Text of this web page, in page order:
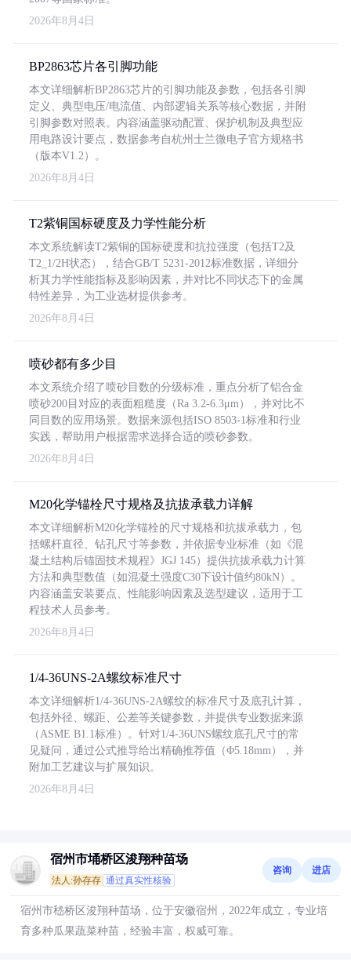
2026年8月4日
BP2863芯片各引脚功能
本文详细解析BP2863芯片的引脚功能及参数，包括各引脚
定义、典型电压/电流值、内部逻辑关系等核心数据，并附
引脚参数对照表。内容涵盖驱动配置、保护机制及典型应
用电路设计要点，数据参考自杭州士兰微电子官方规格书
（版本V1.2）。
2026年8月4日
T2紫铜国标硬度及力学性能分析
本文系统解读T2紫铜的国标硬度和抗拉强度（包括T2及
T2_1/2H状态），结合GB/T 5231-2012标准数据，详细分
析其力学性能指标及影响因素，并对比不同状态下的金属
特性差异，为工业选材提供参考。
2026年8月4日
喷砂都有多少目
本文系统介绍了喷砂目数的分级标准，重点分析了铝合金
喷砂200目对应的表面粗糙度（Ra 3.2-6.3μm），并对比不
同目数的应用场景。数据来源包括ISO 8503-1标准和行业
实践，帮助用户根据需求选择合适的喷砂参数。
2026年8月4日
M20化学锚栓尺寸规格及抗拔承载力详解
本文详细解析M20化学锚栓的尺寸规格和抗拔承载力，包
括螺杆直径、钻孔尺寸等参数，并依据专业标准（如《混
凝土结构后锚固技术规程》JGJ 145）提供抗拔承载力计算
方法和典型数值（如混凝土强度C30下设计值约80kN）。
内容涵盖安装要点、性能影响因素及选型建议，适用于工
程技术人员参考。
2026年8月4日
1/4-36UNS-2A螺纹标准尺寸
本文详细解析1/4-36UNS-2A螺纹的标准尺寸及底孔计算，
包括外径、螺距、公差等关键参数，并提供专业数据来源
（ASME B1.1标准）。针对1/4-36UNS螺纹底孔尺寸的常
见疑问，通过公式推导给出精确推荐值（Φ5.18mm），并
附加工艺建议与扩展知识。
2026年8月4日
宿州市埇桥区浚翔种苗场
法人:孙存存 通过真实性核验
咨询 进店
宿州市嵇桥区浚翔种苗场，位于安徽宿州，2022年成立，专业培
育多种瓜果蔬菜种苗，经验丰富，权威可靠。